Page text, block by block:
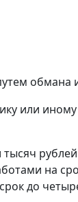
обмана
или
на
до